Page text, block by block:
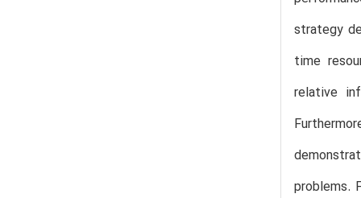
strategy
time
relative
problems.